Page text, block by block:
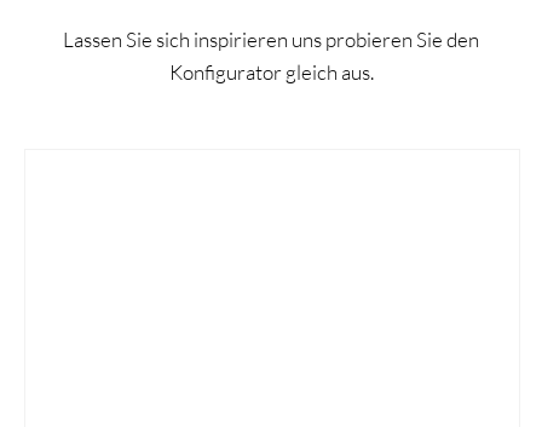
Lassen Sie sich inspirieren uns probieren Sie den
Konfigurator gleich aus.